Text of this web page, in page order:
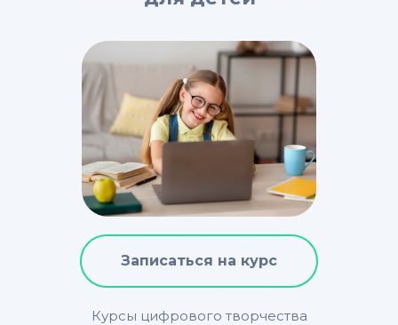
Курсы цифрового творчества
Записаться на курс